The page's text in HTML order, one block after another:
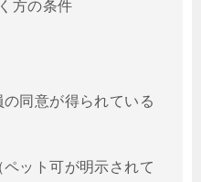
方の条件
同意が得られている
ット可が明示されて